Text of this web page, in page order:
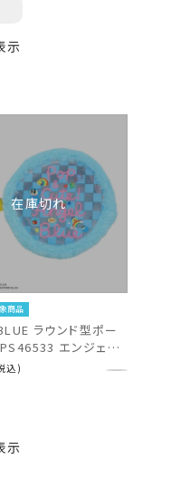
示
在庫切れ
商品
ラウンド型ポー
エンジェル
込
示